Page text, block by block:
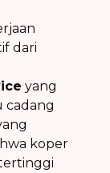
dari
yang
cadang
koper